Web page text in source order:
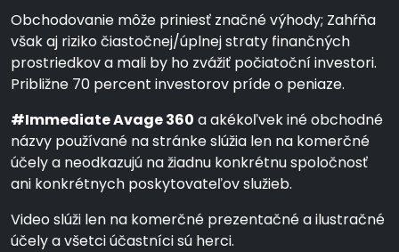
Obchodovanie môže priniesť značné výhody; Zahŕňa
však aj riziko čiastočnej/úplnej straty finančných
prostriedkov a mali by ho zvážiť počiatoční investori.
Približne 70 percent investorov príde o peniaze.
#Immediate Avage 360 a akékoľvek iné obchodné
názvy používané na stránke slúžia len na komerčné
účely a neodkazujú na žiadnu konkrétnu spoločnosť
ani konkrétnych poskytovateľov služieb.
Video slúži len na komerčné prezentačné a ilustračné
účely a všetci účastníci sú herci.